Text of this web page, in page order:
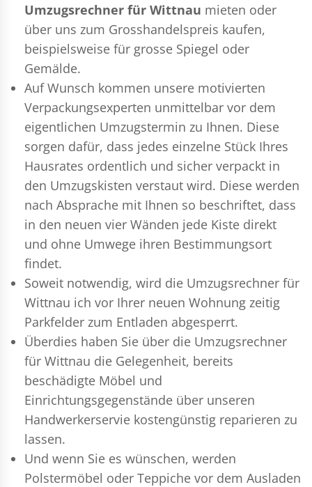
Umzugsrechner für Wittnau mieten oder
über uns zum Grosshandelspreis kaufen,
beispielsweise für grosse Spiegel oder
Gemälde.
Auf Wunsch kommen unsere motivierten
Verpackungsexperten unmittelbar vor dem
eigentlichen Umzugstermin zu Ihnen. Diese
sorgen dafür, dass jedes einzelne Stück Ihres
Hausrates ordentlich und sicher verpackt in
den Umzugskisten verstaut wird. Diese werden
nach Absprache mit Ihnen so beschriftet, dass
in den neuen vier Wänden jede Kiste direkt
und ohne Umwege ihren Bestimmungsort
findet.
Soweit notwendig, wird die Umzugsrechner für
Wittnau ich vor Ihrer neuen Wohnung zeitig
Parkfelder zum Entladen abgesperrt.
Überdies haben Sie über die Umzugsrechner
für Wittnau die Gelegenheit, bereits
beschädigte Möbel und
Einrichtungsgegenstände über unseren
Handwerkerservie kostengünstig reparieren zu
lassen.
Und wenn Sie es wünschen, werden
Polstermöbel oder Teppiche vor dem Ausladen